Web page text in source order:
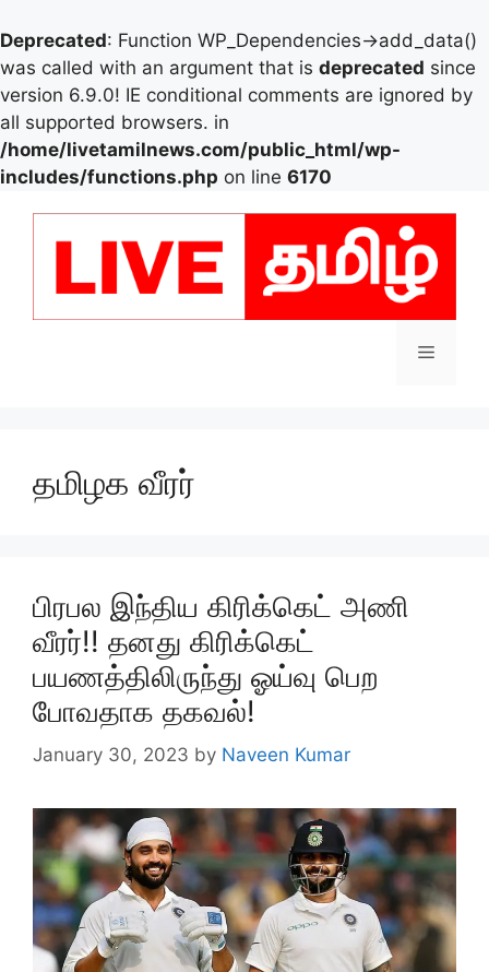
Deprecated: Function WP_Dependencies->add_data()
was called with an argument that is deprecated since
version 6.9.0! IE conditional comments are ignored by
all supported browsers. in
/home/livetamilnews.com/public_html/wp-
includes/functions.php on line 6170
Menu
தமிழக வீரர்
பிரபல இந்திய கிரிக்கெட் அணி
வீரர்!! தனது கிரிக்கெட்
பயணத்திலிருந்து ஓய்வு பெற
போவதாக தகவல்!
January 30, 2023 by Naveen Kumar